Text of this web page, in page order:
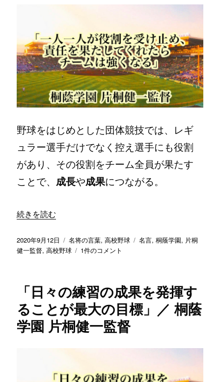
所」
／
桐
蔭
学
園
片
桐
一
監
督
の
野球をはじめとした団体競技では、レギ
ュラー選手だけでなく控え選手にも役割
があり、その役割をチーム全員が果たす
ことで、 成長や成果につながる。
“「一人一人が役割を受け止め、責任を果たしてくれた
続きを読む
投
稿
2020年9月12日
カ
テ
名将の言葉,高校野球
タ
名言,桐蔭学園, 片桐
健一監督,高校野球
「一
が
役
割
を
受
責
1件のコメント
「日々の練習の成果を発揮す
ることが最大の目標」／ 桐蔭
学園 片桐健一監督